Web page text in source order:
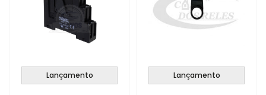
Lançamento Lançamento